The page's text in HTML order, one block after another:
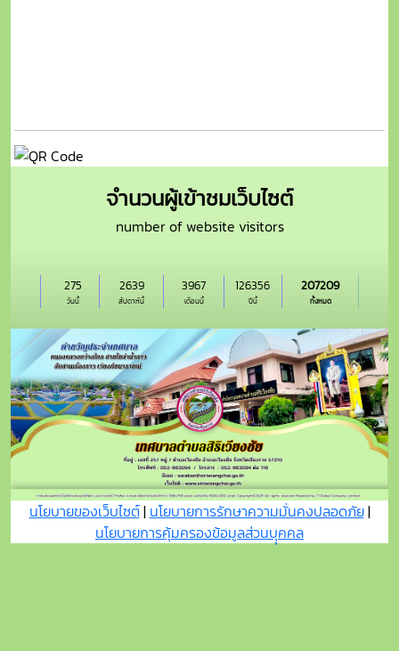
จำนวนผู้เข้าชมเว็บไซต์
number of website visitors
วันนี้
275
สัปดาห์นี้
2639
เดือนนี้
3967
ปีนี้
126356
ทั้งหมด
207209
นโยบายของเว็บไซต์| นโยบายการรักษาความมั่นคงปลอดภัย|
นโยบายการคุ้มครองข้อมูลส่วนบุุคคล